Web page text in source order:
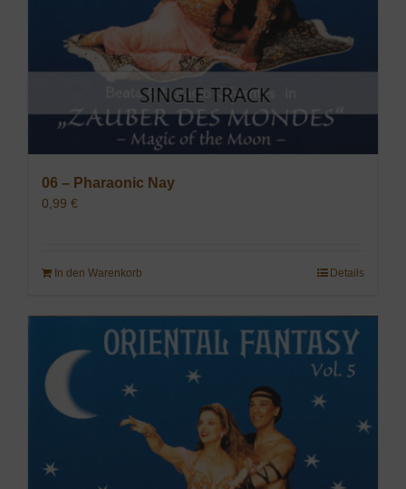
06 – Pharaonic Nay
0,99 €
In den Warenkorb Details